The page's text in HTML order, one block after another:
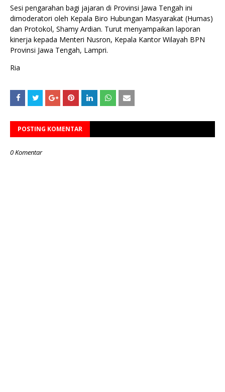
Sesi pengarahan bagi jajaran di Provinsi Jawa Tengah ini
dimoderatori oleh Kepala Biro Hubungan Masyarakat (Humas)
dan Protokol, Shamy Ardian. Turut menyampaikan laporan
kinerja kepada Menteri Nusron, Kepala Kantor Wilayah BPN
Provinsi Jawa Tengah, Lampri.
Ria
POSTING KOMENTAR
0 Komentar